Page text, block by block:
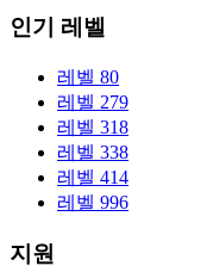
인기 레벨
레벨 80
레벨 279
레벨 318
레벨 338
레벨 414
레벨 996
지원